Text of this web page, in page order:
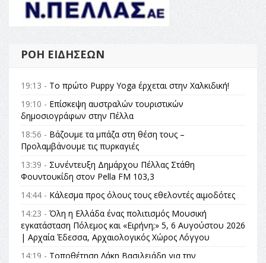
ΡΟΉ ΕΙΔΉΣΕΩΝ
19:13 - Το πρώτο Puppy Yoga έρχεται στην Χαλκιδική!
19:10 - Επίσκεψη αυστραλών τουριστικών
δημοσιογράφων στην Πέλλα
18:56 - Βάζουμε τα μπάζα στη θέση τους –
Προλαμβάνουμε τις πυρκαγιές
13:39 - Συνέντευξη Δημάρχου Πέλλας Στάθη
Φουντουκίδη στον Pella FM 103,3
14:44 - Κάλεσμα προς όλους τους εθελοντές αιμοδότες
14:23 - Όλη η Ελλάδα ένας πολιτισμός Μουσική
εγκατάσταση Πόλεμος και «Ειρήνη;» 5, 6 Αυγούστου 2026
| Αρχαία Έδεσσα, Αρχαιολογικός Χώρος Λόγγου
14:19 - Τοποθέτηση Λάκη Βασιλειάδη για την